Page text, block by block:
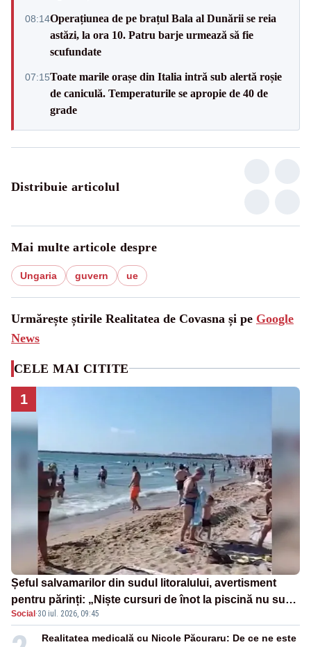
08:14Operațiunea de pe brațul Bala al Dunării se reia
astăzi, la ora 10. Patru barje urmează să fie
scufundate
07:15Toate marile orașe din Italia intră sub alertă roșie
de caniculă. Temperaturile se apropie de 40 de
grade
Distribuie articolul
Mai multe articole despre
Ungaria guvern ue
Urmărește știrile Realitatea de Covasna și pe Google
News
CELE MAI CITITE
1
Șeful salvamarilor din sudul litoralului, avertisment
pentru părinți: „Niște cursuri de înot la piscină nu sunt
suficiente”
Social·30 iul. 2026, 09:45
Realitatea medicală cu Nicole Păcuraru: De ce ne este